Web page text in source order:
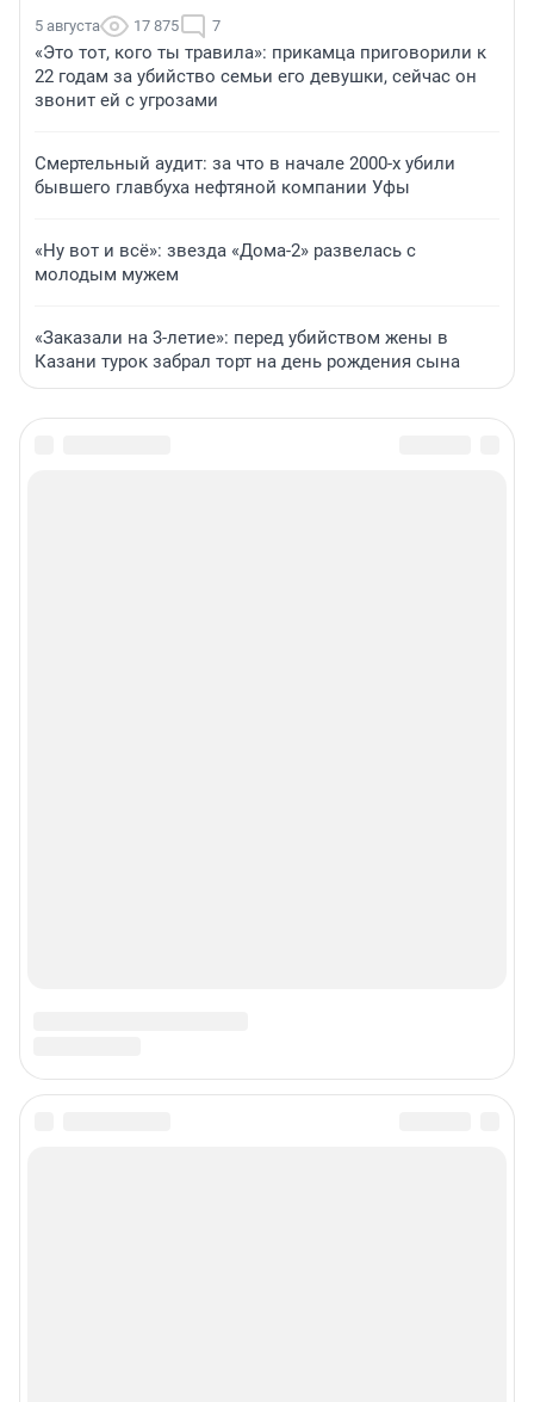
5 августа 17 875 7
«Это тот, кого ты травила»: прикамца приговорили к
22 годам за убийство семьи его девушки, сейчас он
звонит ей с угрозами
Смертельный аудит: за что в начале 2000-х убили
бывшего главбуха нефтяной компании Уфы
«Ну вот и всё»: звезда «Дома-2» развелась с
молодым мужем
«Заказали на 3-летие»: перед убийством жены в
Казани турок забрал торт на день рождения сына